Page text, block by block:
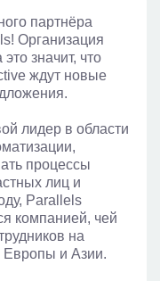
партнёра
Организация
значит, что
ждут новые
лидер в области
процессы
лиц и
Parallels
компанией, чей
на
Европы и Азии.